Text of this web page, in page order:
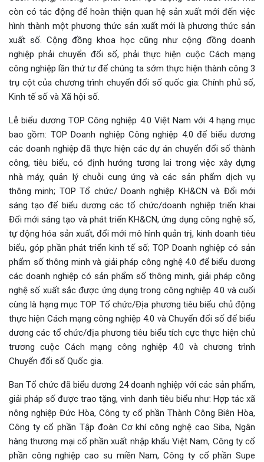
còn có tác động để hoàn thiện quan hệ sản xuất mới đến việc
hình thành một phương thức sản xuất mới là phương thức sản
xuất số. Cộng đồng khoa học cũng như cộng đồng doanh
nghiệp phải chuyển đổi số, phải thực hiện cuộc Cách mạng
công nghiệp lần thứ tư để chúng ta sớm thực hiện thành công 3
trụ cột của chương trình chuyển đổi số quốc gia: Chính phủ số,
Kinh tế số và Xã hội số.
Lễ biểu dương TOP Công nghiệp 4.0 Việt Nam với 4 hạng mục
bao gồm: TOP Doanh nghiệp Công nghiệp 4.0 để biểu dương
các doanh nghiệp đã thực hiện các dự án chuyển đổi số thành
công, tiêu biểu, có định hướng tương lai trong việc xây dựng
nhà máy, quản lý chuỗi cung ứng và các sản phẩm dịch vụ
thông minh; TOP Tổ chức/ Doanh nghiệp KH&CN và Đổi mới
sáng tạo để biểu dương các tổ chức/doanh nghiệp triển khai
Đổi mới sáng tạo và phát triển KH&CN, ứng dụng công nghệ số,
tự động hóa sản xuất, đổi mới mô hình quản trị, kinh doanh tiêu
biểu, góp phần phát triển kinh tế số; TOP Doanh nghiệp có sản
phẩm số thông minh và giải pháp công nghệ 4.0 để biểu dương
các doanh nghiệp có sản phẩm số thông minh, giải pháp công
nghệ số xuất sắc được ứng dụng trong công nghiệp 4.0 và cuối
cùng là hạng mục TOP Tổ chức/Địa phương tiêu biểu chủ động
thực hiện Cách mạng công nghiệp 4.0 và Chuyển đổi số để biểu
dương các tổ chức/địa phương tiêu biểu tích cực thực hiện chủ
trương cuộc Cách mạng công nghiệp 4.0 và chương trình
Chuyển đổi số Quốc gia.
Ban Tổ chức đã biểu dương 24 doanh nghiệp với các sản phẩm,
giải pháp số được trao tặng, vinh danh tiêu biểu như: Hợp tác xã
nông nghiệp Đức Hòa, Công ty cổ phần Thành Công Biên Hòa,
Công ty cổ phần Tập đoàn Cơ khí công nghệ cao Siba, Ngân
hàng thương mại cổ phần xuất nhập khẩu Việt Nam, Công ty cổ
phần công nghiệp cao su miền Nam, Công ty cổ phần Supe